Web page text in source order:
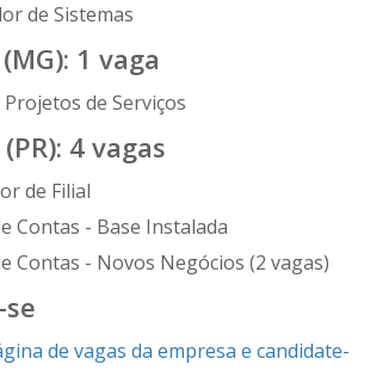
de Sistemas
1 vaga
de Serviços
4 vagas
de Filial
Contas - Base Instalada
Contas - Novos Negócios (2 vagas)
de vagas da empresa e candidate-